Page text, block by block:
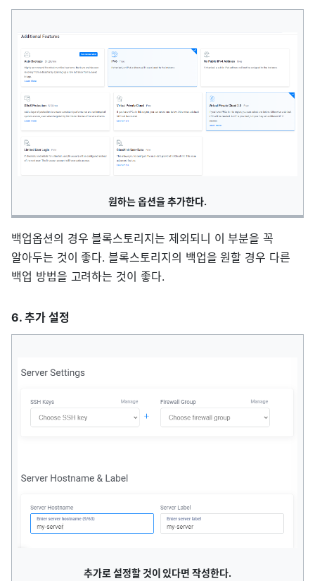
원하는 옵션을 추가한다.
백업옵션의 경우 블록스토리지는 제외되니 이 부분을 꼭
알아두는 것이 좋다. 블록스토리지의 백업을 원할 경우 다른
백업 방법을 고려하는 것이 좋다.
6. 추가 설정
추가로 설정할 것이 있다면 작성한다.